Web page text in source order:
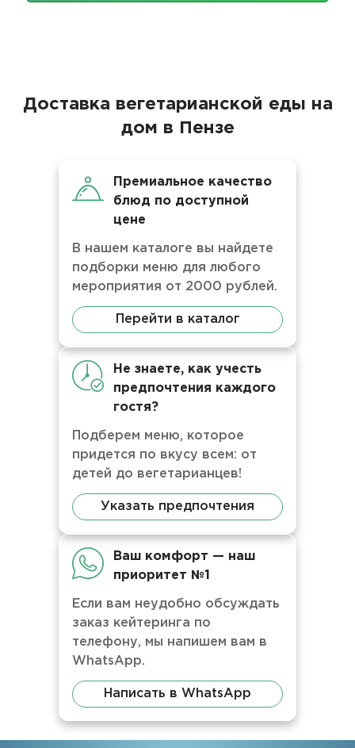
Доставка вегетарианской еды на
дом в Пензе
Премиальное качество
блюд по доступной
цене
В нашем каталоге вы найдете
подборки меню для любого
мероприятия от 2000 рублей.
Перейти в каталог
Не знаете, как учесть
предпочтения каждого
гостя?
Подберем меню, которое
придется по вкусу всем: от
детей до вегетарианцев!
Указать предпочтения
Ваш комфорт — наш
приоритет №1
Если вам неудобно обсуждать
заказ кейтеринга по
телефону, мы напишем вам в
WhatsApp.
Написать в WhatsApp